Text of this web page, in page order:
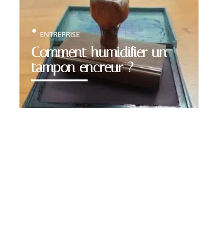
Comment humidifier un
tampon encreur ?
ENTREPRISE